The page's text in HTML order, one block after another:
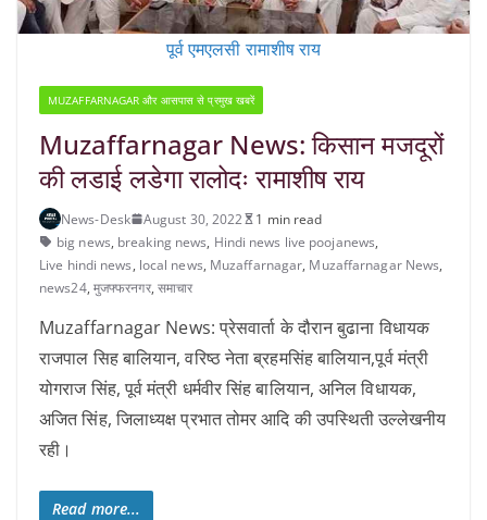
पूर्व एमएलसी रामाशीष राय
MUZAFFARNAGAR और आसपास से प्रमुख खबरें
Muzaffarnagar News: किसान मजदूरों
की लडाई लडेगा रालोदः रामाशीष राय
News-Desk August 30, 2022
1 min read
big news, breaking news, Hindi news live poojanews,
Live hindi news, local news, Muzaffarnagar, Muzaffarnagar News,
news24, मुजफ्फरनगर, समाचार
Muzaffarnagar News: प्रेसवार्ता के दौरान बुढाना विधायक
राजपाल सिह बालियान, वरिष्ठ नेता ब्रहमसिंह बालियान,पूर्व मंत्री
योगराज सिंह, पूर्व मंत्री धर्मवीर सिंह बालियान, अनिल विधायक,
अजित सिंह, जिलाध्यक्ष प्रभात तोमर आदि की उपस्थिती उल्लेखनीय
रही।
Read more...